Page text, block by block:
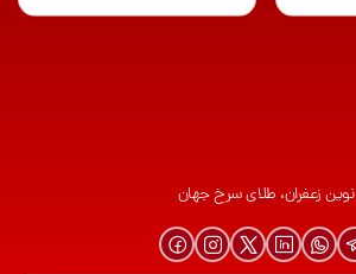
نوین زعفران، طلای سرخ جهان